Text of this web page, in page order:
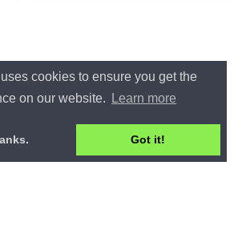
cookies to ensure you get the
on our website.
Learn more
Got it!